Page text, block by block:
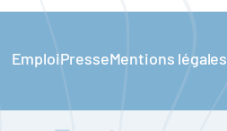
EmploiPresseMentions légales